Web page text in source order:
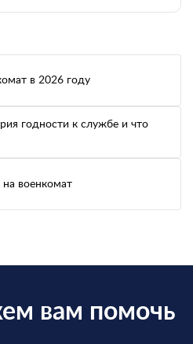
в 2026 году
годности к службе и что
на военкомат
вам помочь